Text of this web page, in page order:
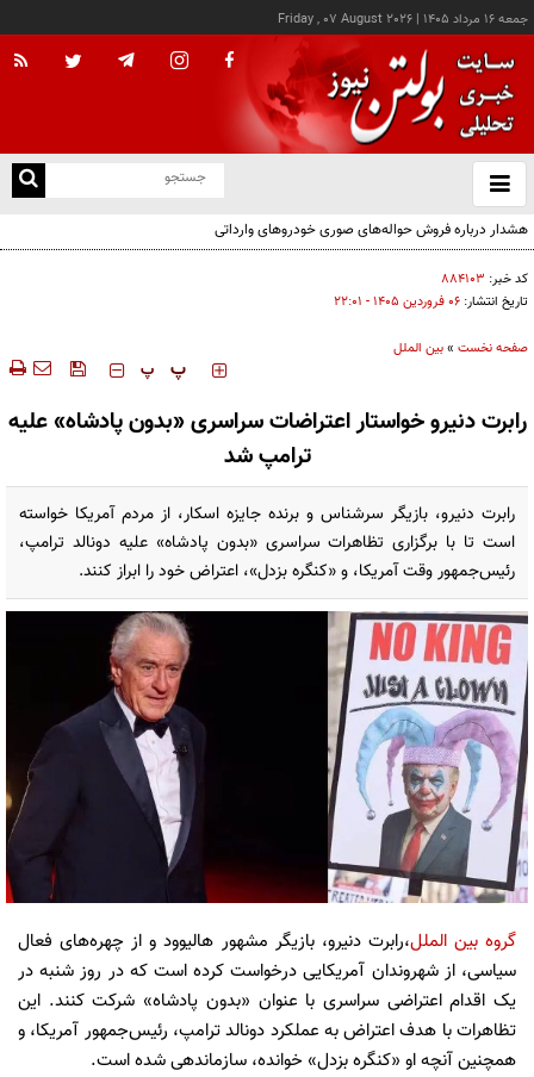
جمعه ۱۶ مرداد ۱۴۰۵ |
Friday , 07 August 2026
باز
و
هشدار درباره فروش حواله‌های صوری خودروهای وارداتی
کد خبر: ۸۸۴۱۰۳
تاریخ انتشار: ۰۶ فروردين ۱۴۰۵ - ۲۲:۰۱
صفحه نخست »بین الملل
‍‍‍ پ پ
رابرت دنیرو خواستار اعتراضات سراسری «بدون پادشاه» علیه
ترامپ شد
رابرت دنیرو، بازیگر سرشناس و برنده جایزه اسکار، از مردم آمریکا خواسته
است تا با برگزاری تظاهرات سراسری «بدون پادشاه» علیه دونالد ترامپ،
رئیس‌جمهور وقت آمریکا، و «کنگره بزدل»، اعتراض خود را ابراز کنند.
گروه بین الملل،رابرت دنیرو، بازیگر مشهور هالیوود و از چهره‌های فعال
سیاسی، از شهروندان آمریکایی درخواست کرده است که در روز شنبه در
یک اقدام اعتراضی سراسری با عنوان «بدون پادشاه» شرکت کنند. این
تظاهرات با هدف اعتراض به عملکرد دونالد ترامپ، رئیس‌جمهور آمریکا، و
همچنین آنچه او «کنگره بزدل» خوانده، سازماندهی شده است.